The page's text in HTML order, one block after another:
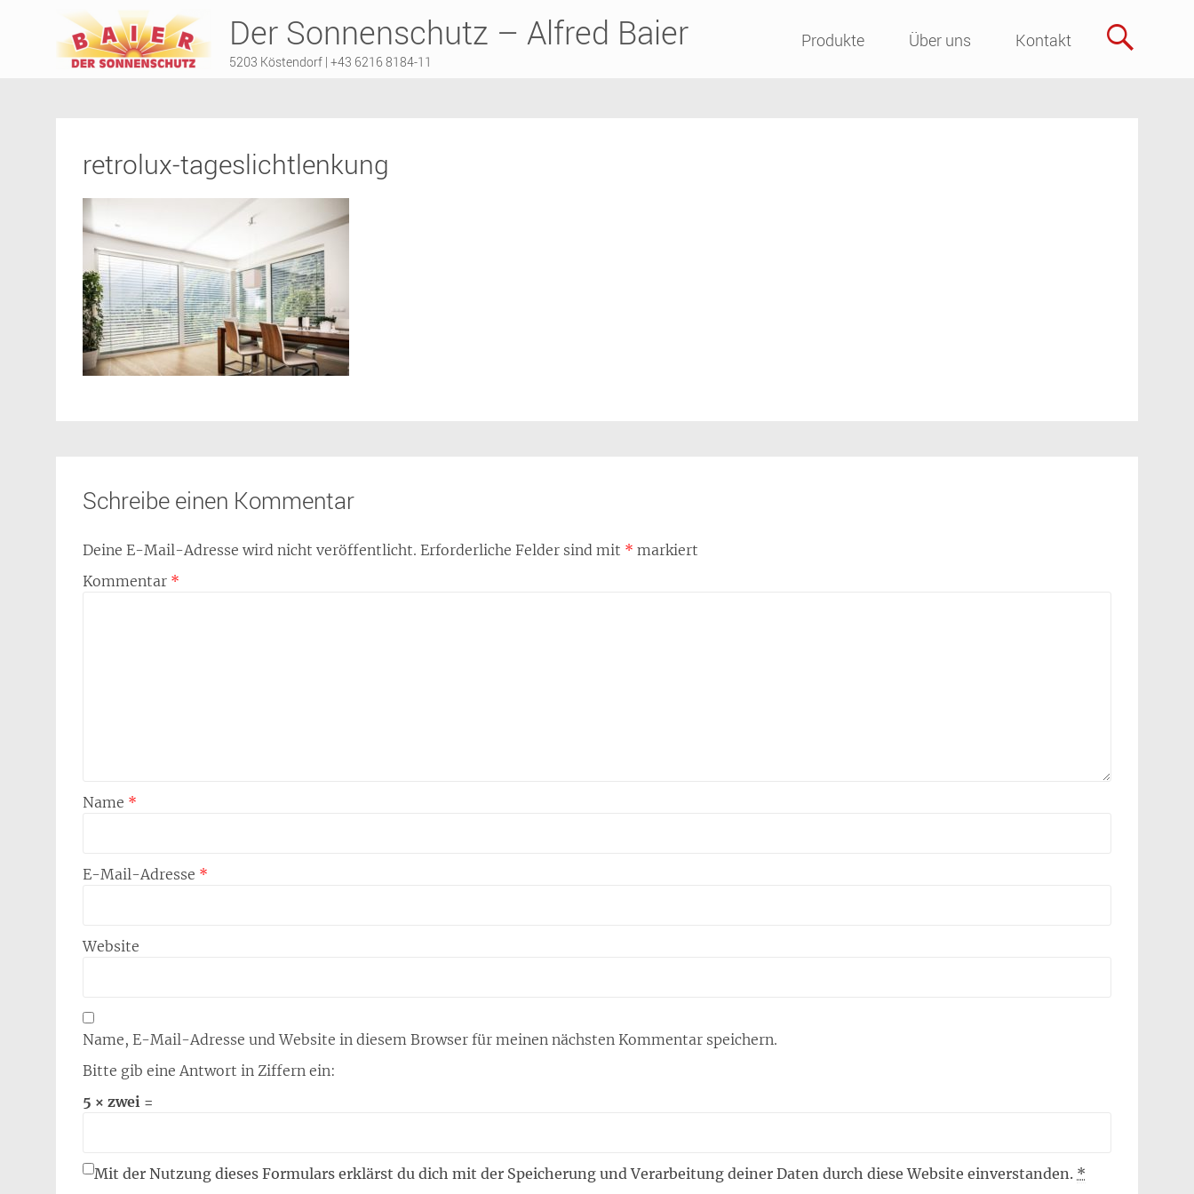
Der Sonnenschutz – Alfred Baier
5203 Köstendorf | +43 6216 8184-11
to
Produkte Über uns Kontakt
retrolux-tageslichtlenkung
Schreibe einen Kommentar
Deine E-Mail-Adresse wird nicht veröffentlicht. Erforderliche Felder sind mit * markiert
Kommentar *
Name *
E-Mail-Adresse *
Website
Name, E-Mail-Adresse und Website in diesem Browser für meinen nächsten Kommentar speichern.
Bitte gib eine Antwort in Ziffern ein:
5 × zwei =
Mit der Nutzung dieses Formulars erklärst du dich mit der Speicherung und Verarbeitung deiner Daten durch diese Website einverstanden. *